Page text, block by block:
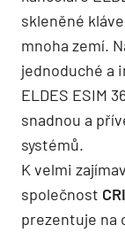
skleněné
mnoha zemí.
jednoduché a
ELDES ESIM
snadnou a
systémů.
K velmi
společnost
prezentuje na